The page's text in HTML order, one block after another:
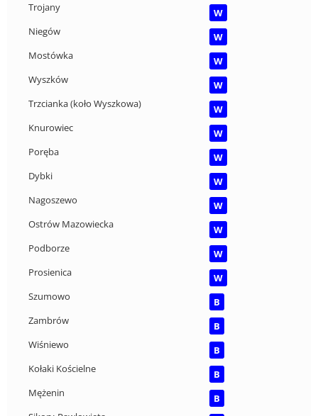
Trojany
W
Niegów
W
Mostówka
W
Wyszków
W
Trzcianka (koło Wyszkowa)
W
Knurowiec
W
Poręba
W
Dybki
W
Nagoszewo
W
Ostrów Mazowiecka
W
Podborze
W
Prosienica
W
Szumowo
B
Zambrów
B
Wiśniewo
B
Kołaki Kościelne
B
Mężenin
B